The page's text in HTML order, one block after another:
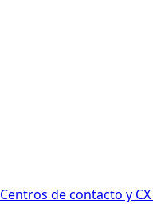
Centros de contacto y CX